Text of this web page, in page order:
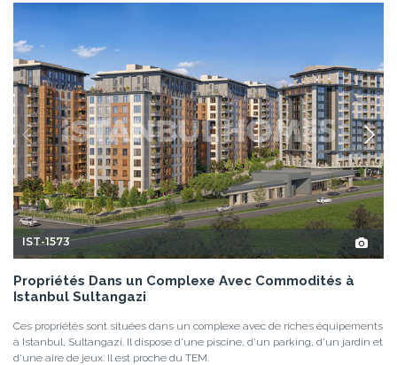
IST-1573
Propriétés Dans un Complexe Avec Commodités à
Istanbul Sultangazi
Ces propriétés sont situées dans un complexe avec de riches équipements
à Istanbul, Sultangazi. Il dispose d'une piscine, d'un parking, d'un jardin et
d'une aire de jeux. Il est proche du TEM.